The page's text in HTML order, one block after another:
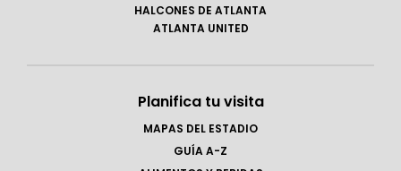
HALCONES DE ATLANTA
ATLANTA UNITED
Planifica tu visita
MAPAS DEL ESTADIO
GUÍA A-Z